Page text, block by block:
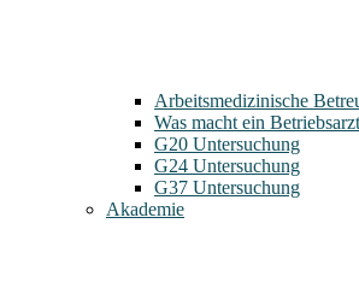
Arbeitsmedizinische
Was macht ein
G20 Untersuchung
G24 Untersuchung
G37 Untersuchung
Akademie